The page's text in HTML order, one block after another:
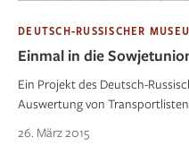
DEUTSCH-RUSSISCHER
Einmal in die
Ein Projekt des Deutsch-
Auswertung von
26. März 2015